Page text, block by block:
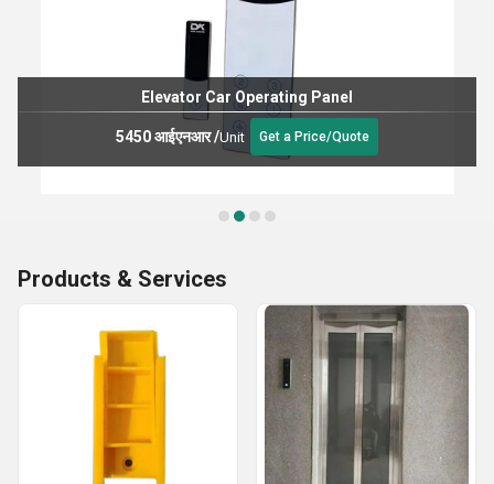
Elevator Car Operating Panel
5450 आईएनआर/Unit Get a Price/Quote
Products & Services